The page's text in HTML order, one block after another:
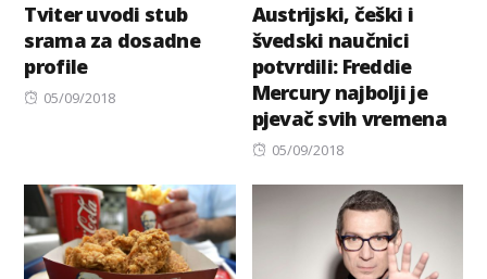
Tviter uvodi stub
srama za dosadne
profile
Posted
05/09/2018
Austrijski, češki i
švedski naučnici
potvrdili: Freddie
Mercury najbolji je
pjevač svih vremena
Posted
05/09/2018